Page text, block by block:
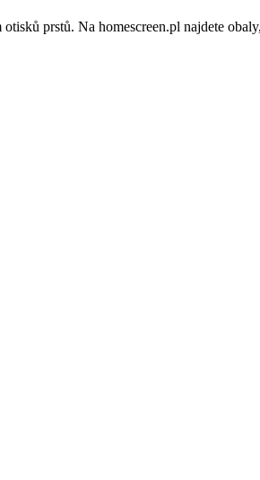
prstů. Na homescreen.pl najdete